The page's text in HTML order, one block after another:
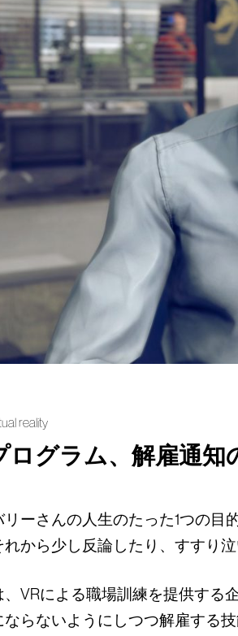
reality
ログラム、解雇通
ーさんの人生のたった1つの
から少し反論したり、すすり泣
VRによる職場訓練を提供する
らないようにしつつ解雇する